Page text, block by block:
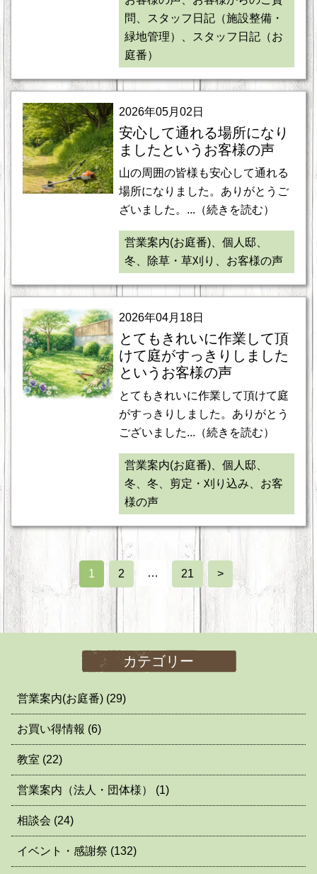
問、スタッフ日記（施設整備・
緑地管理）、スタッフ日記（お
庭番）
2026年05月02日
安心して通れる場所になり
ましたというお客様の声
山の周囲の皆様も安心して通れる
場所になりました。ありがとうご
ざいました。...（続きを読む）
営業案内(お庭番)、個人邸、
冬、除草・草刈り、お客様の声
2026年04月18日
とてもきれいに作業して頂
けて庭がすっきりしました
というお客様の声
とてもきれいに作業して頂けて庭
がすっきりしました。ありがとう
ございました...（続きを読む）
営業案内(お庭番)、個人邸、
冬、冬、剪定・刈り込み、お客
様の声
1 2 … 21 >
カテゴリー
営業案内(お庭番) (29)
お買い得情報 (6)
教室 (22)
営業案内（法人・団体様） (1)
相談会 (24)
イベント・感謝祭 (132)